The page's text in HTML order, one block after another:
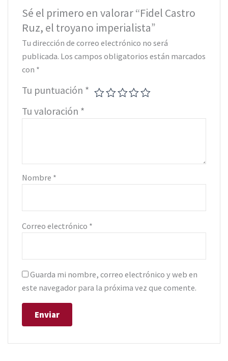
Sé el primero en valorar “Fidel Castro
Ruz, el troyano imperialista”
Tu dirección de correo electrónico no será
publicada. Los campos obligatorios están marcados
con *
Tu puntuación *
Tu valoración *
Nombre *
Correo electrónico *
Guarda mi nombre, correo electrónico y web en
este navegador para la próxima vez que comente.